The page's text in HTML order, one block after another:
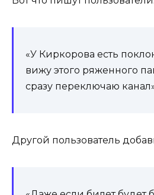
«У Киркорова есть
вижу этого ряженного
сразу переключаю
Другой пользователь